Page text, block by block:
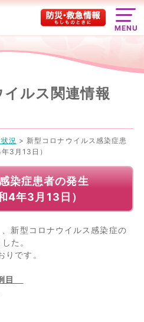
MENU
ルス関連情報
況 > 新型コロナウイルス感染症患
3月13日）
染症患者の発生
4年3月13日）
新型コロナウイルス感染症の
した。
です。
目